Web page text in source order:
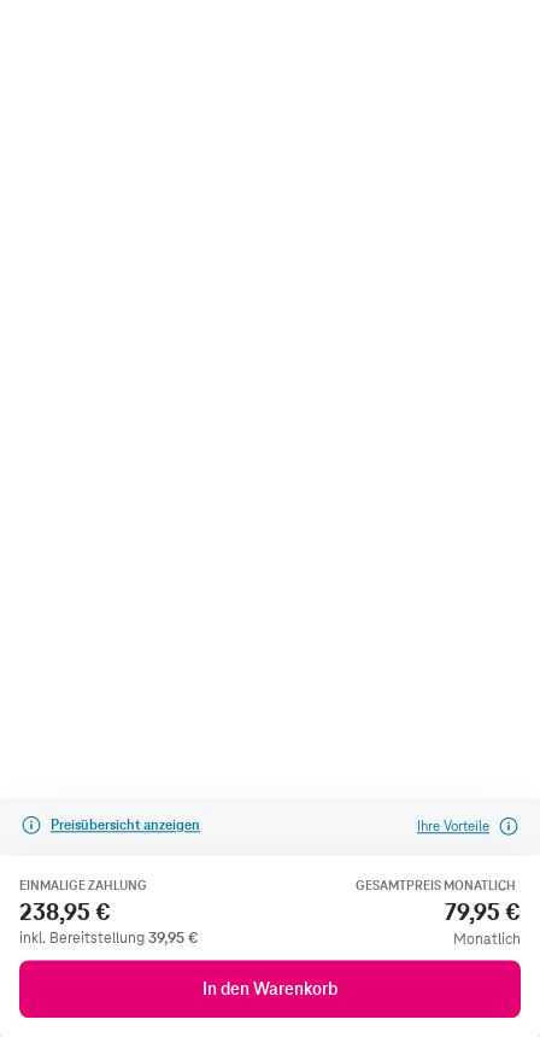
Preisübersicht anzeigen Ihre Vorteile
EINMALIGE ZAHLUNG
238,95 €
inkl. Bereitstellung39,95€
GESAMTPREIS MONATLICH
79,95 €
Monatlich
In den Warenkorb